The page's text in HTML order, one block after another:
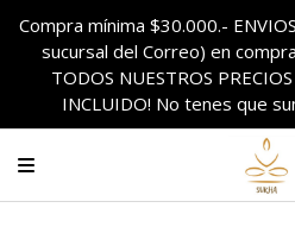
Compra mínima $30.000.-
sucursal del Correo) en
TODOS NUESTROS
INCLUIDO! No tenes que